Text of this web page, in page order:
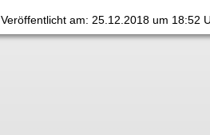
Veröffentlicht am: 25.12.2018 um 18:52